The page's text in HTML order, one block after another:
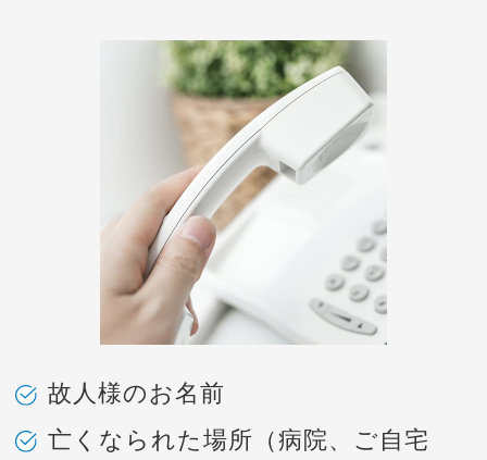
故人様のお名前
亡くなられた場所（病院、ご自宅